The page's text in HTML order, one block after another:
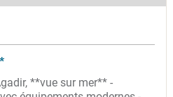
**vue sur mer** -